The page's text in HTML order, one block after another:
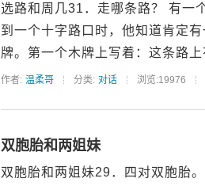
选路和周几31．走哪条路？ 有一
到一个十字路口时，他知道肯定
牌。第一个木牌上写着：这条路
作者: 温柔哥 分类: 对话 浏览:19976
双胞胎和两姐妹
双胞胎和两姐妹29．四对双胞胎